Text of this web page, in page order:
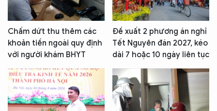
Chấm dứt thu thêm các
khoản tiền ngoài quy định
với người khám BHYT
Đề xuất 2 phương án nghỉ
Tết Nguyên đán 2027, kéo
dài 7 hoặc 10 ngày liên tục